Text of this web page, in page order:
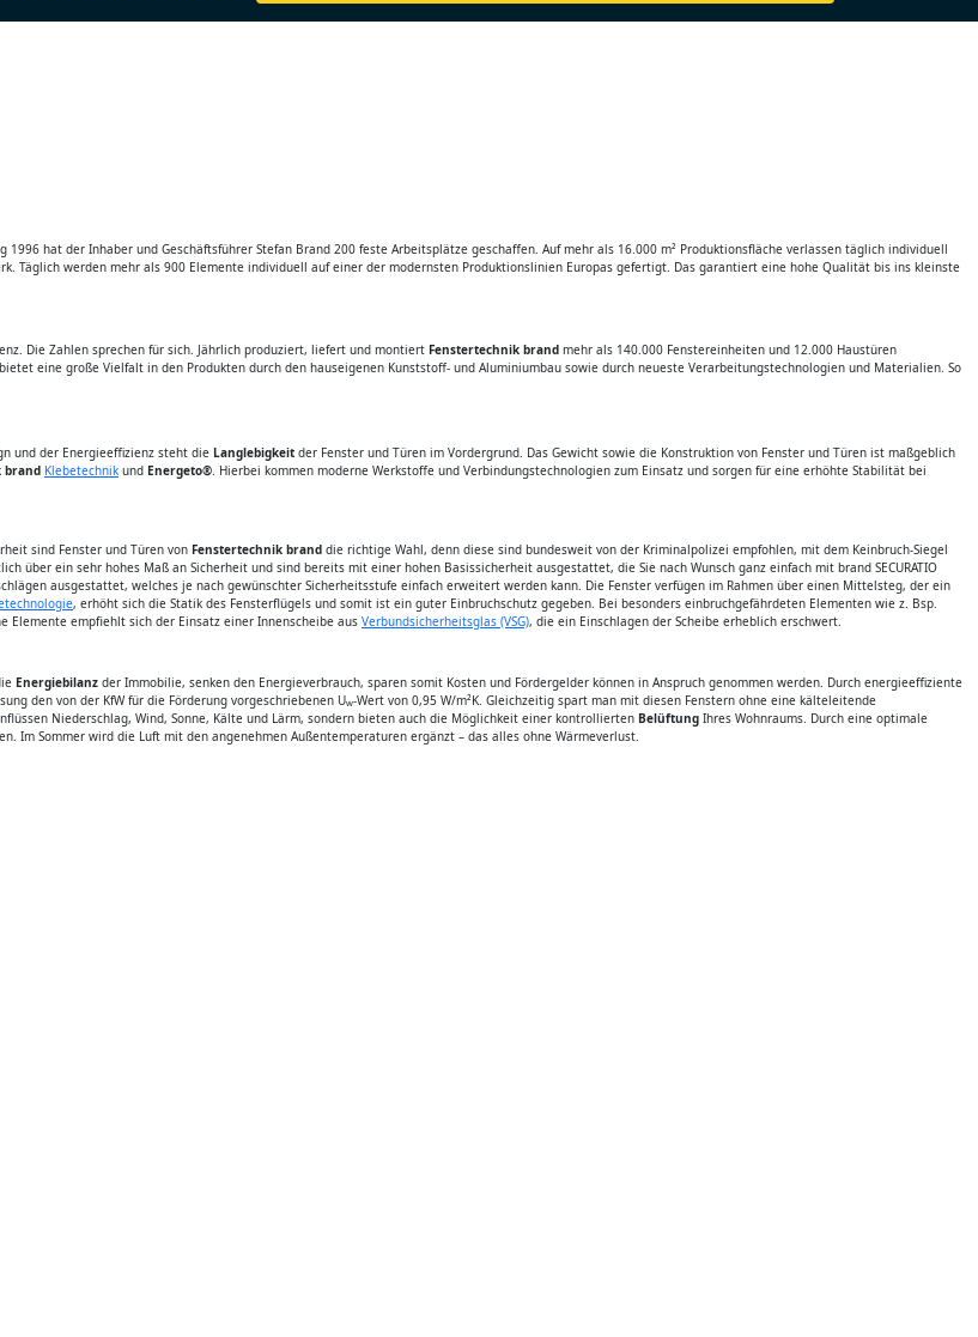
hat der Inhaber und Geschäftsführer Stefan Brand 200 feste Arbeitsplätze geschaffen. Auf mehr als 16.000 m² Produktionsfläche verlassen täglich individuell
Täglich werden mehr als 900 Elemente individuell auf einer der modernsten Produktionslinien Europas gefertigt. Das garantiert eine hohe Qualität bis ins kleinste
Die Zahlen sprechen für sich. Jährlich produziert, liefert und montiert Fenstertechnik brand mehr als 140.000 Fenstereinheiten und 12.000 Haustüren
eine große Vielfalt in den Produkten durch den hauseigenen Kunststoff- und Aluminiumbau sowie durch neueste Verarbeitungstechnologien und Materialien. So
und der Energieeffizienz steht die Langlebigkeit der Fenster und Türen im Vordergrund. Das Gewicht sowie die Konstruktion von Fenster und Türen ist maßgeblich
brand Klebetechnik und Energeto® . Hierbei kommen moderne Werkstoffe und Verbindungstechnologien zum Einsatz und sorgen für eine erhöhte Stabilität bei
sind Fenster und Türen von Fenstertechnik brand die richtige Wahl, denn diese sind bundesweit von der Kriminalpolizei empfohlen, mit dem Keinbruch-Siegel
über ein sehr hohes Maß an Sicherheit und sind bereits mit einer hohen Basissicherheit ausgestattet, die Sie nach Wunsch ganz einfach mit brand SECURATIO
ausgestattet, welches je nach gewünschter Sicherheitsstufe einfach erweitert werden kann. Die Fenster verfügen im Rahmen über einen Mittelsteg, der ein
, erhöht sich die Statik des Fensterflügels und somit ist ein guter Einbruchschutz gegeben. Bei besonders einbruchgefährdeten Elementen wie z. Bsp.
Elemente empfiehlt sich der Einsatz einer Innenscheibe aus Verbundsicherheitsglas (VSG), die ein Einschlagen der Scheibe erheblich erschwert.
Energiebilanz der Immobilie, senken den Energieverbrauch, sparen somit Kosten und Fördergelder können in Anspruch genommen werden. Durch energieeffiziente
den von der KfW für die Förderung vorgeschriebenen Uw-Wert von 0,95 W/m²K. Gleichzeitig spart man mit diesen Fenstern ohne eine kälteleitende
Niederschlag, Wind, Sonne, Kälte und Lärm, sondern bieten auch die Möglichkeit einer kontrollierten Belüftung Ihres Wohnraums. Durch eine optimale
Im Sommer wird die Luft mit den angenehmen Außentemperaturen ergänzt – das alles ohne Wärmeverlust.